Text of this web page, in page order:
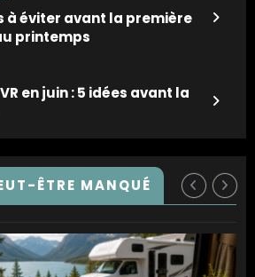
à éviter avant la première
printemps
en juin : 5 idées avant la
ÊTRE MANQUÉ